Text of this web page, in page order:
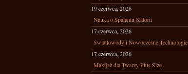
19 czerwca, 2026
Nauka o Spalaniu Kalorii
17 czerwca, 2026
Światłowody i Nowoczesne Technologie
17 czerwca, 2026
Makijaż dla Twarzy Plus Size